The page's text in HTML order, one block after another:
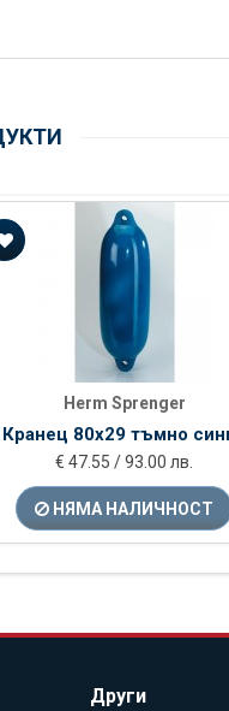
Herm Sprenger
Кранец 80x29 тъмно
€ 47.55 / 93.00 лв.
НЯМА НАЛИЧНОСТ
Други